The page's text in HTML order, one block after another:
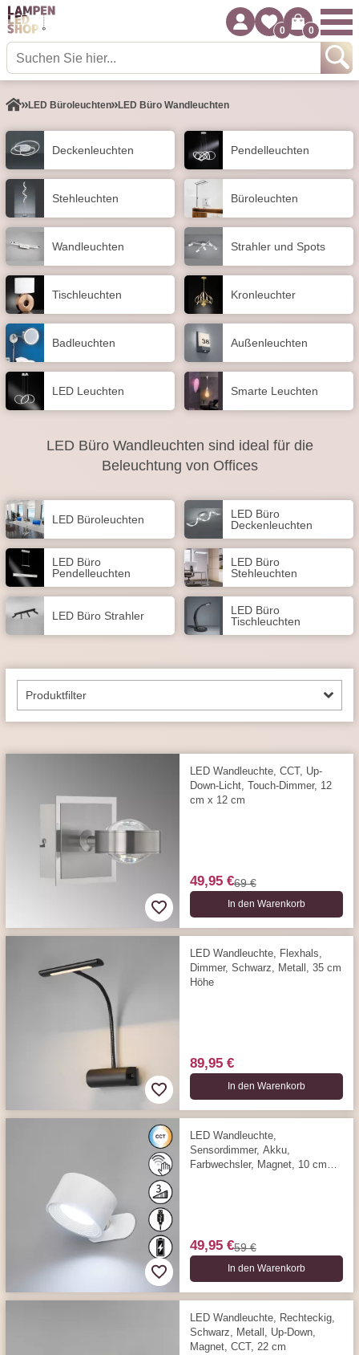
0 0
LED Büroleuchten LED Büro Wandleuchten
Decken­leuchten Pendel­leuchten
Stehleuchten Büroleuchten
Wand­leuchten Strahler und Spots
Tisch­leuchten Kronleuchter
Badleuchten Außen­leuchten
LED Leuchten Smarte Leuchten
LED Büro Wandleuchten sind ideal für die
Beleuchtung von Offices
LED Büroleuchten
LED Büro
Deckenleuchten
LED Büro
Pendelleuchten
LED Büro
Stehleuchten
LED Büro Strahler
LED Büro
Tischleuchten
Produktfilter
LED Wandleuchte, CCT, Up-
Down-Licht, Touch-Dimmer, 12
cm x 12 cm
49,95 €69 €
In den Warenkorb
LED Wandleuchte, Flexhals,
Dimmer, Schwarz, Metall, 35 cm
Höhe
89,95 €
In den Warenkorb
LED Wandleuchte,
Sensordimmer, Akku,
Farbwechsler, Magnet, 10 cm
49,95 €59 €
In den Warenkorb
LED Wandleuchte, Rechteckig,
Schwarz, Metall, Up-Down,
Magnet, CCT, 22 cm